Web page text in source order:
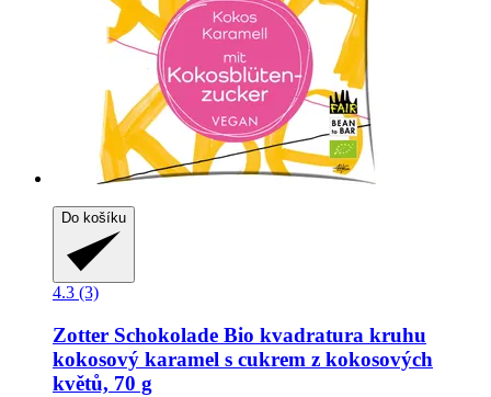
Do košíku
4.3 (3)
Zotter Schokolade Bio kvadratura kruhu
kokosový karamel s cukrem z kokosových
květů, 70 g